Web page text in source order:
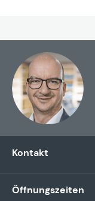
Kontakt
Öffnungszeiten